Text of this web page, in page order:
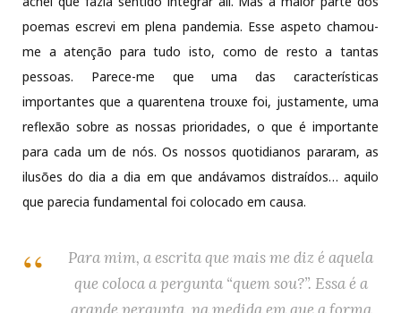
poemas escrevi em plena pandemia. Esse aspeto chamou-
me a atenção para tudo isto, como de resto a tantas
pessoas. Parece-me que uma das características
importantes que a quarentena trouxe foi, justamente, uma
reflexão sobre as nossas prioridades, o que é importante
para cada um de nós. Os nossos quotidianos pararam, as
ilusões do dia a dia em que andávamos distraídos… aquilo
que parecia fundamental foi colocado em causa.
Para mim, a escrita que mais me diz é aquela
que coloca a pergunta “quem sou?”. Essa é a